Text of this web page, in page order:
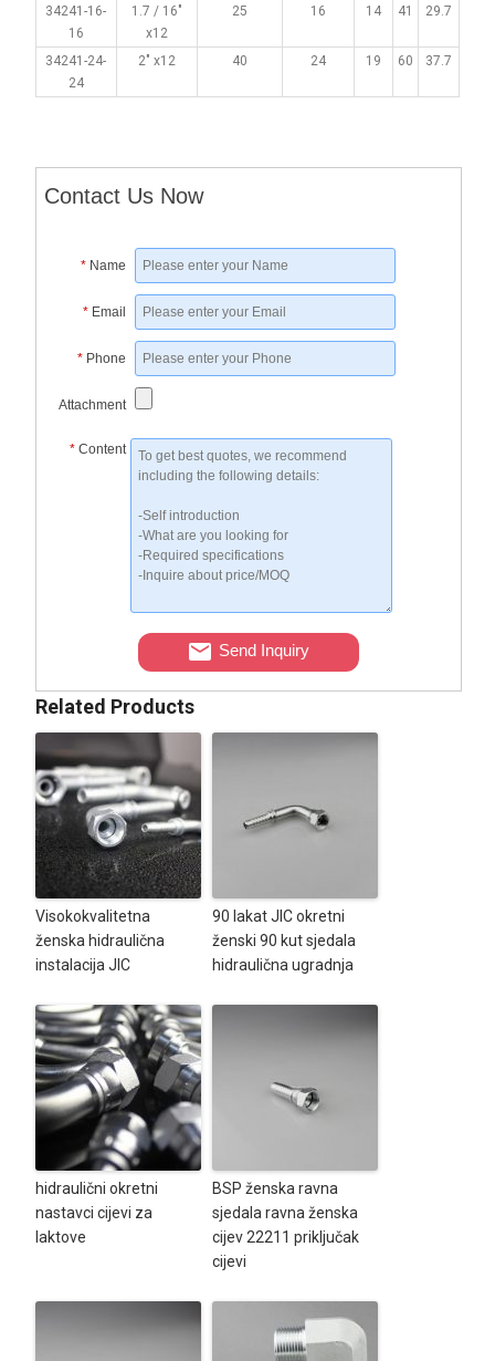
34241-16-
16
1.7 / 16"
x12
25 16 14 41 29.7
34241-24-
24
2" x12 40 24 19 60 37.7
Contact Us Now
* Name
* Email
* Phone
Attachment
* Content
Send Inquiry
Related Products
Visokokvalitetna
ženska hidraulična
instalacija JIC
90 lakat JIC okretni
ženski 90 kut sjedala
hidraulična ugradnja
hidraulični okretni
nastavci cijevi za
laktove
BSP ženska ravna
sjedala ravna ženska
cijev 22211 priključak
cijevi